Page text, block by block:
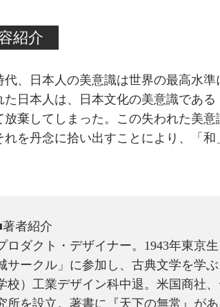
紹介
代、日本人の美意識は世界の最高水
た日本人は、日本文化の美意識であ
放棄してしまった。この失われた美
れを丹念に拾い出すことにより、「和
者紹介
ロダクト・デザイナー。1943年東京
サークル」に参加し、古典文学を学
校）工業デザイン科中退。米国商社
所を設立。著書に『天下の無常』があ